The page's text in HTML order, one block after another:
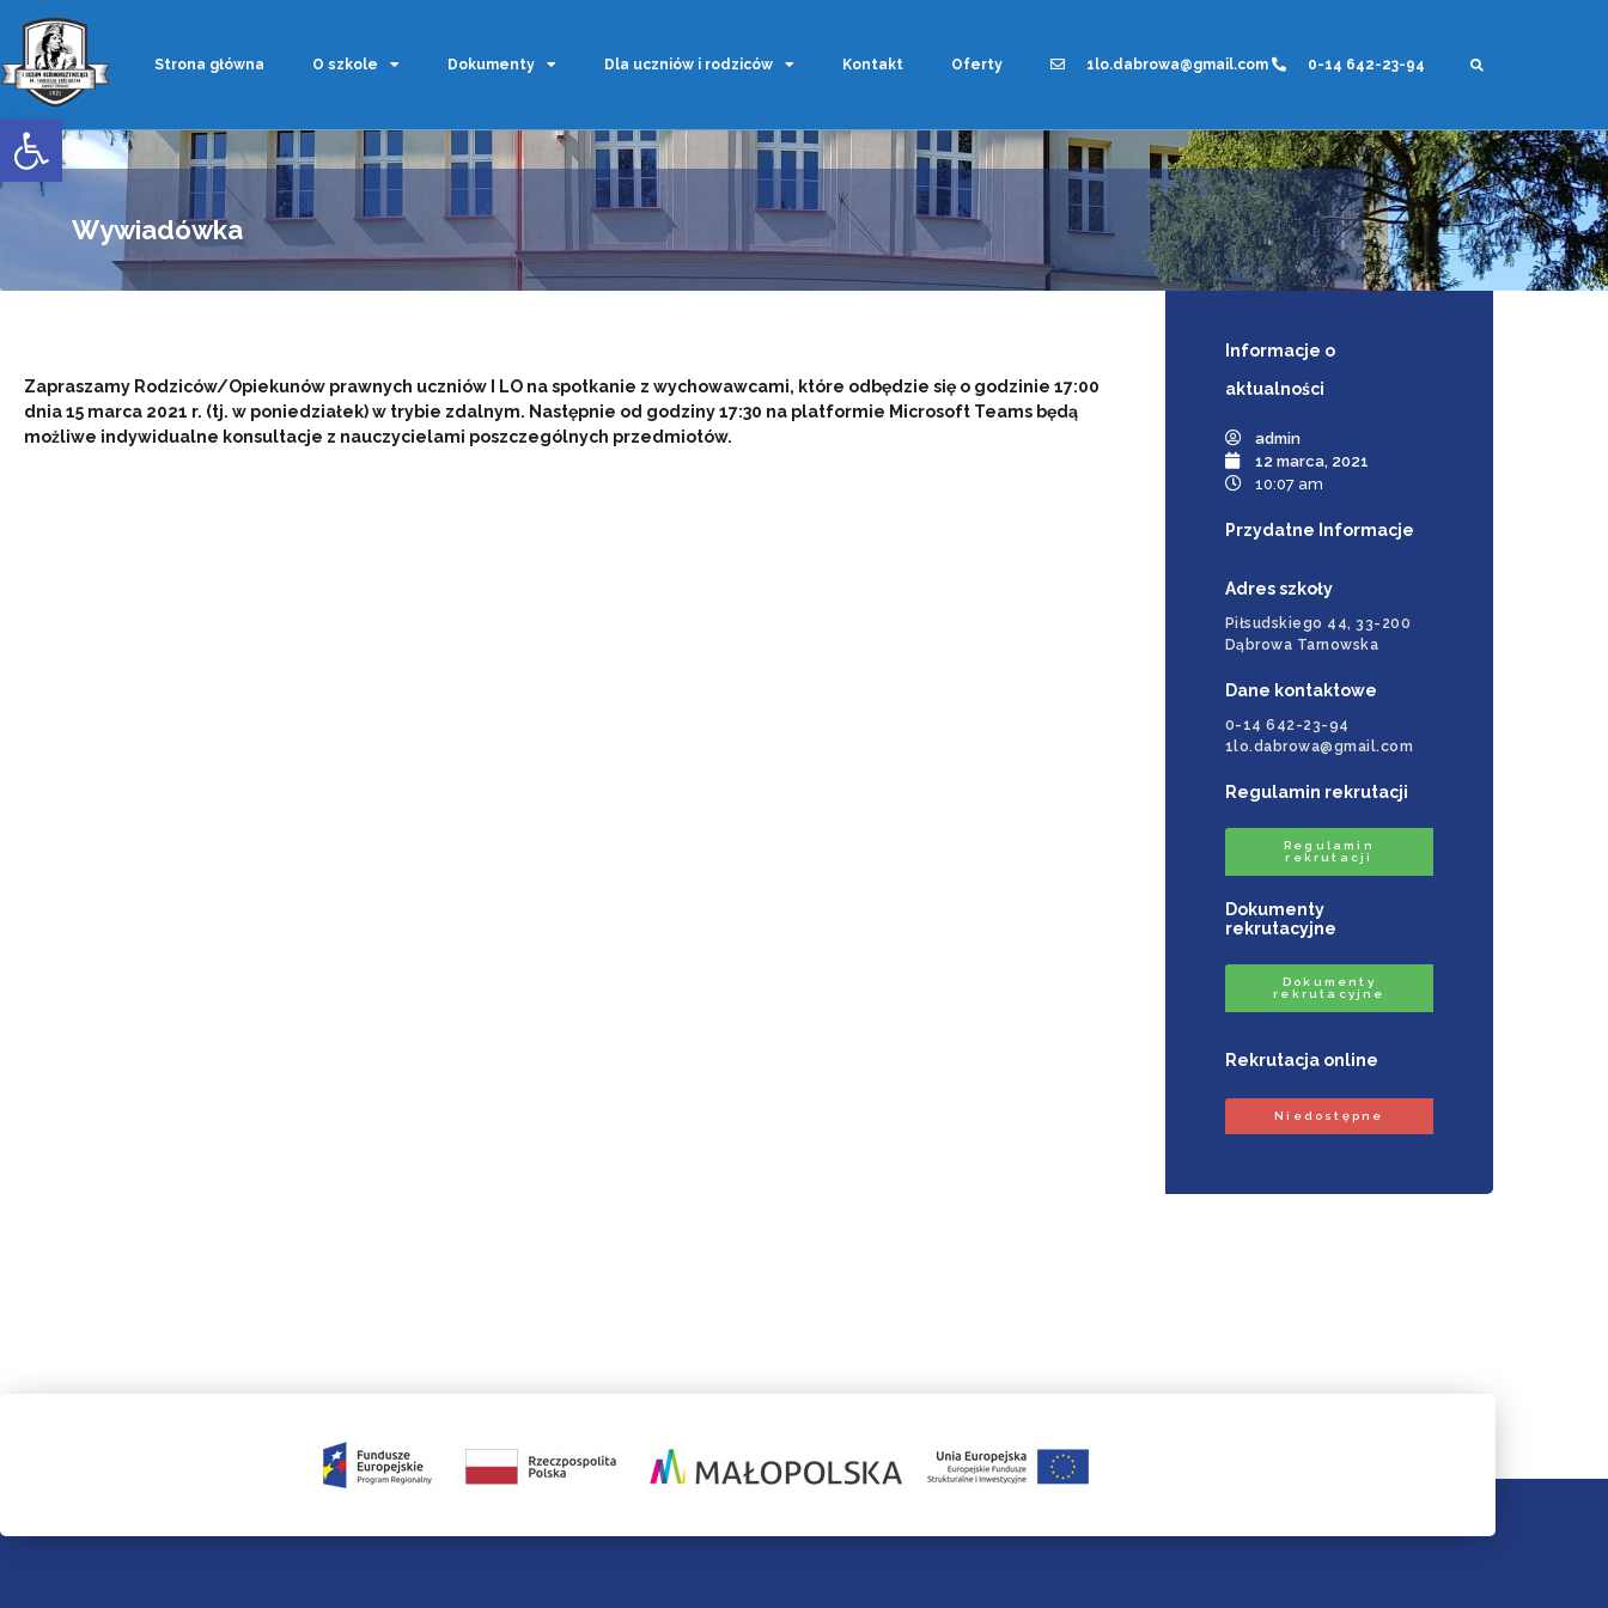
Otwórz pasek narzędzi
Strona główna O szkole Dokumenty Dla uczniów i rodziców Kontakt Oferty 1lo.dabrowa@gmail.com 0-14 642-23-94
Wywiadówka
Zapraszamy Rodziców/Opiekunów prawnych uczniów I LO na spotkanie z wychowawcami, które odbędzie się o godzinie 17:00
dnia 15 marca 2021 r. (tj. w poniedziałek) w trybie zdalnym. Następnie od godziny 17:30 na platformie Microsoft Teams będą
możliwe indywidualne konsultacje z nauczycielami poszczególnych przedmiotów.
Informacje o
aktualności
admin
12 marca, 2021
10:07 am
Przydatne Informacje
Adres szkoły
Piłsudskiego 44, 33-200
Dąbrowa Tarnowska
Dane kontaktowe
0-14 642-23-94
1lo.dabrowa@gmail.com
Regulamin rekrutacji
Regulamin
rekrutacji
Dokumenty
rekrutacyjne
Dokumenty
rekrutacyjne
Rekrutacja online
Niedostępne